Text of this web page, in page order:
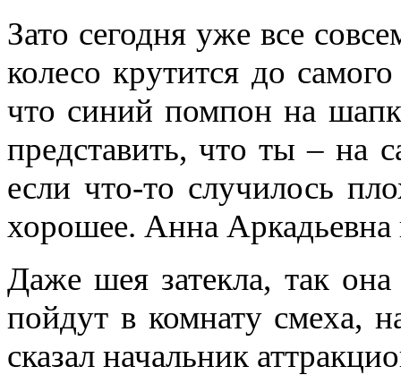
Зато сегодня уже все
колесо крутится до
что синий помпон на
представить, что ты – на
если что-то случилось
хорошее. Анна Аркадьевна
Даже шея затекла, так
пойдут в комнату смеха,
сказал начальник